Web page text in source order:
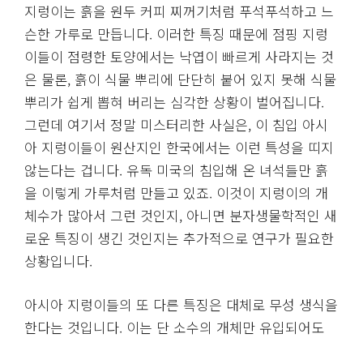
지렁이는 흙을 원두 커피 찌꺼기처럼 푸석푸석하고 느
슨한 가루로 만듭니다. 이러한 특징 때문에 점핑 지렁
이들이 점령한 토양에서는 낙엽이 빠르게 사라지는 것
은 물론, 흙이 식물 뿌리에 단단히 붙어 있지 못해 식물
뿌리가 쉽게 뽑혀 버리는 심각한 상황이 벌어집니다.
그런데 여기서 정말 미스터리한 사실은, 이 침입 아시
아 지렁이들이 원산지인 한국에서는 이런 특성을 띠지
않는다는 겁니다. 유독 미국의 침입해 온 녀석들만 흙
을 이렇게 가루처럼 만들고 있죠. 이것이 지렁이의 개
체수가 많아서 그런 것인지, 아니면 분자생물학적인 새
로운 특징이 생긴 것인지는 추가적으로 연구가 필요한
상황입니다.
아시아 지렁이들의 또 다른 특징은 대체로 무성 생식을
한다는 것입니다. 이는 단 소수의 개체만 유입되어도